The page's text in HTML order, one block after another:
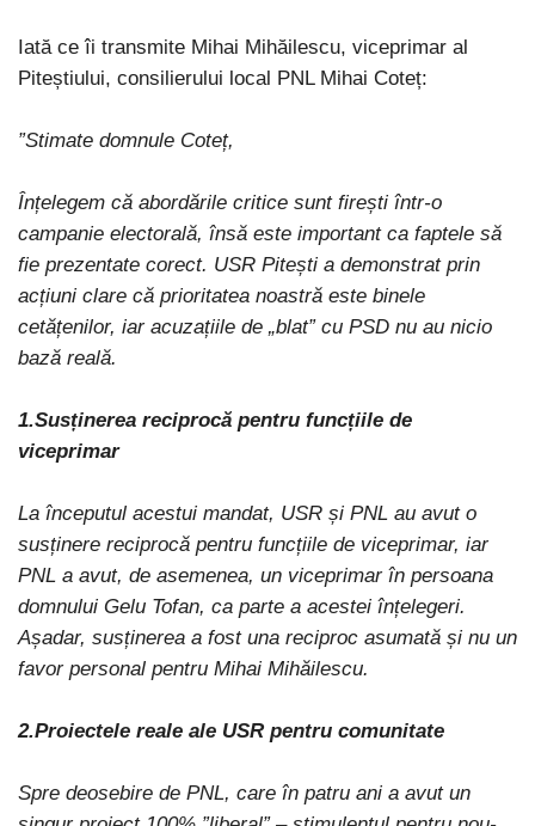
Iată ce îi transmite Mihai Mihăilescu, viceprimar al
Piteștiului, consilierului local PNL Mihai Coteț:
”Stimate domnule Coteț,
Înțelegem că abordările critice sunt firești într-o
campanie electorală, însă este important ca faptele să
fie prezentate corect. USR Pitești a demonstrat prin
acțiuni clare că prioritatea noastră este binele
cetățenilor, iar acuzațiile de „blat” cu PSD nu au nicio
bază reală.
1.Susținerea reciprocă pentru funcțiile de
viceprimar
La începutul acestui mandat, USR și PNL au avut o
susținere reciprocă pentru funcțiile de viceprimar, iar
PNL a avut, de asemenea, un viceprimar în persoana
domnului Gelu Tofan, ca parte a acestei înțelegeri.
Așadar, susținerea a fost una reciproc asumată și nu un
favor personal pentru Mihai Mihăilescu.
2.Proiectele reale ale USR pentru comunitate
Spre deosebire de PNL, care în patru ani a avut un